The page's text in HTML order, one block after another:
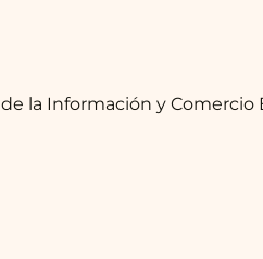
la Información y